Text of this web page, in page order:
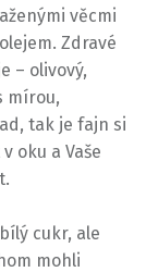
věcmi
Zdravé
– olivový,
mírou,
tak je fajn si
oku a Vaše
cukr, ale
mohli